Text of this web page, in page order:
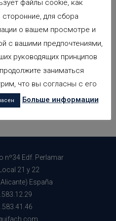
nº34 Edf. Perlamar
21 y 22
España
файлы cookie, как
для сбора
о вашем просмотре и
с вашими предпочтениями,
руководящих принципов
заниматься
что вы согласны с его
Больше информации